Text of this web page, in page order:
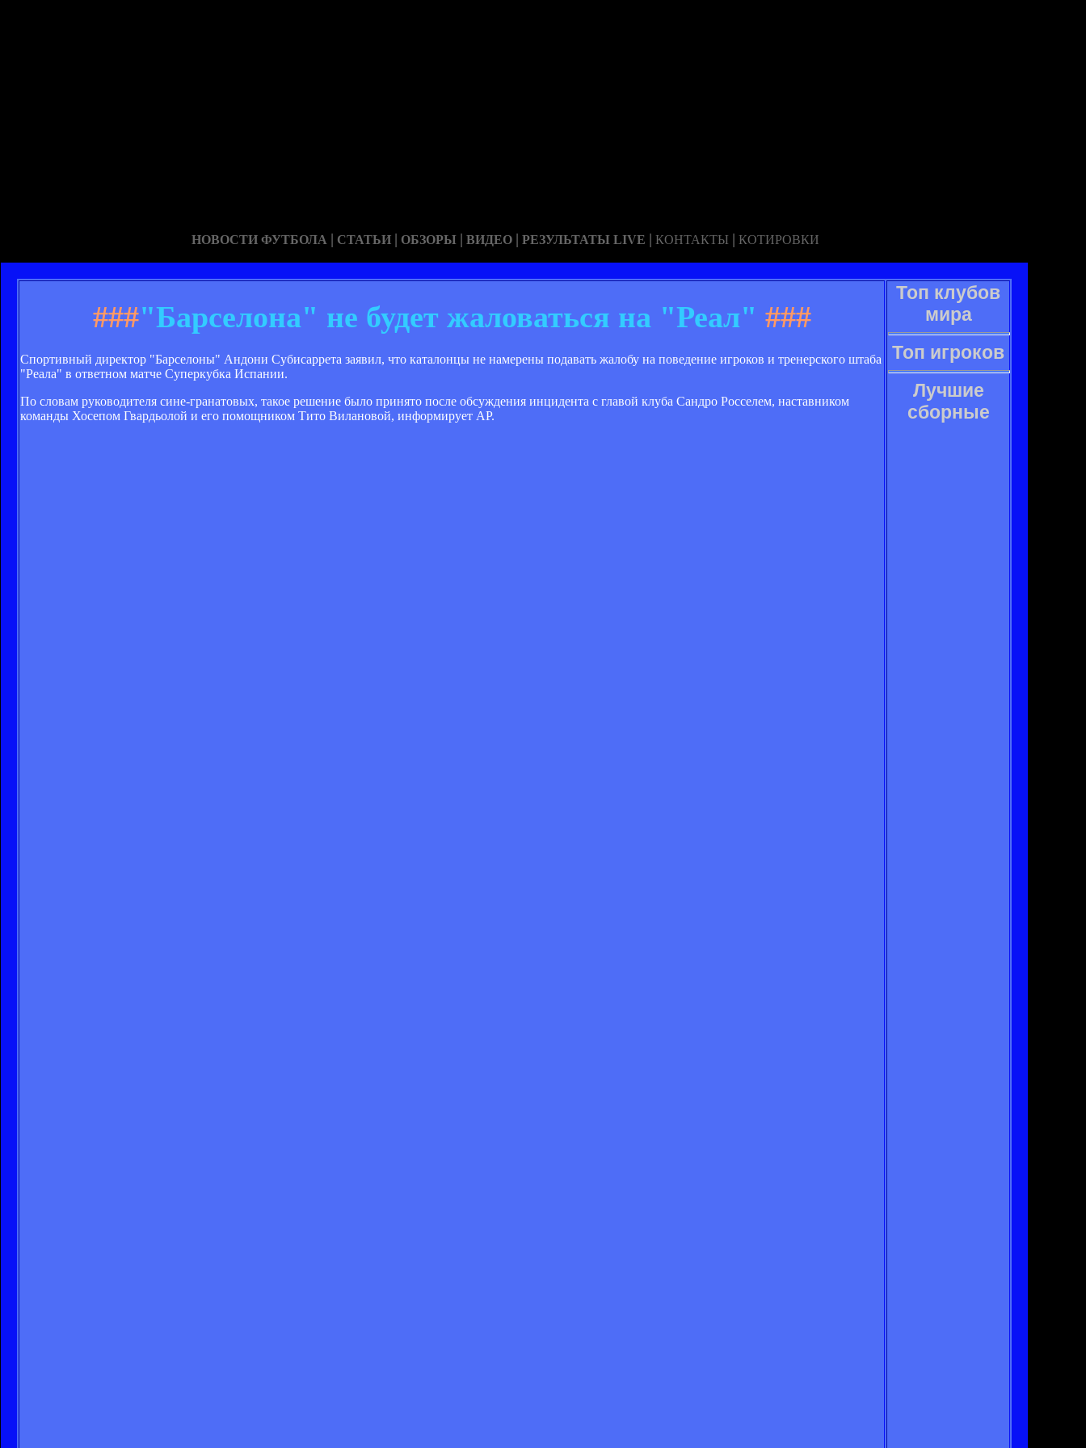
НОВОСТИ ФУТБОЛА | СТАТЬИ | ОБЗОРЫ | ВИДЕО | РЕЗУЛЬТАТЫ LIVE | КОНТАКТЫ | КОТИРОВКИ
###"Барселона" не будет жаловаться на "Реал" ###
Спортивный директор "Барселоны" Андони Субисаррета заявил, что каталонцы не намерены подавать жалобу на поведение игроков и тренерского штаба
"Реала" в ответном матче Суперкубка Испании.
По словам руководителя сине-гранатовых, такое решение было принято после обсуждения инцидента с главой клуба Сандро Росселем, наставником
команды Хосепом Гвардьолой и его помощником Тито Вилановой, информирует AP.
Топ клубов
мира
Топ игроков
Лучшие
сборные